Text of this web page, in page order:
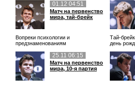
01.12 04:51
Матч на первенство
мира, тай-брейк
Вопреки психологии и
предзнаменованиям
Тай-
день
25.11 06:15
Матч на первенство
мира, 10-я партия